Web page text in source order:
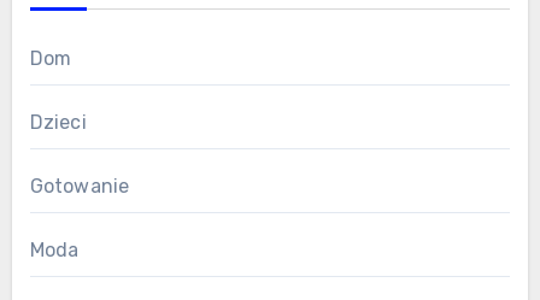
Dom
Dzieci
Gotowanie
Moda